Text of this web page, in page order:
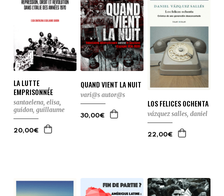
LA LUTTE
EMPRISONNÉE
santaelena, elisa,
guidon, guillaume
20,00€
QUAND VIENT LA NUIT
vari@s autor@s
30,00€
LOS FELICES OCHENTA
vázquez salles, daniel
22,00€